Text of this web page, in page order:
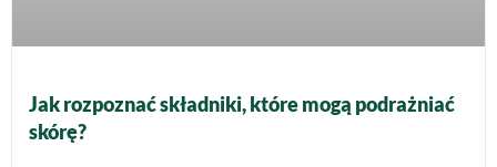
Jak rozpoznać składniki, które mogą podrażniać
skórę?